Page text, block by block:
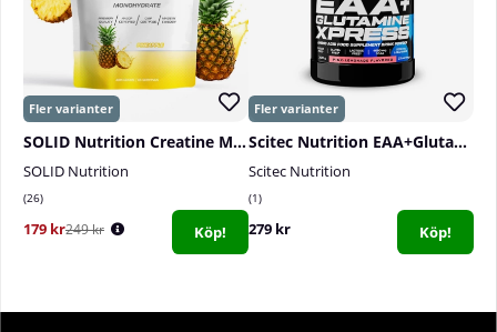
SOLID Nutrition Creatine Monohydrate, 400 g
SOLID Nutrition
26
179 kr249 kr Köp!
Scitec Nutrition EAA+Glutamine, 300 g
Scitec Nutrition
1
279 kr Köp!